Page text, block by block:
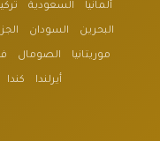
ألمانيا السعودية
البحرين السودان
موريتانيا الصومال
أيرلندا كندا